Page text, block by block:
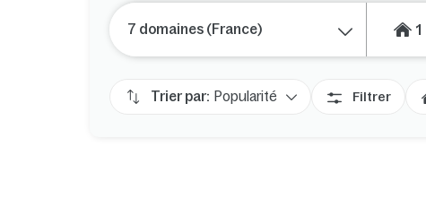
7 domaines (France) 1
Trier par: Popularité Filtrer